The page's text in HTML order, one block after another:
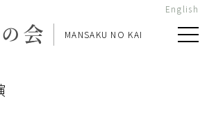
English
MANSAKU NO KAI